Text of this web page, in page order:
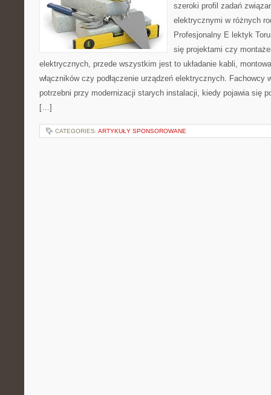
szeroki profil zadań
elektrycznymi w różnych
Profesjonalny E lektyk
się projektami czy
elektrycznych, przede wszystkim jest to układanie kabli,
włączników czy podłączenie urządzeń elektrycznych. Fachowcy
potrzebni przy modernizacji starych instalacji, kiedy pojawia się
[…]
CATEGORIES: ARTYKUŁY SPONSOROWANE